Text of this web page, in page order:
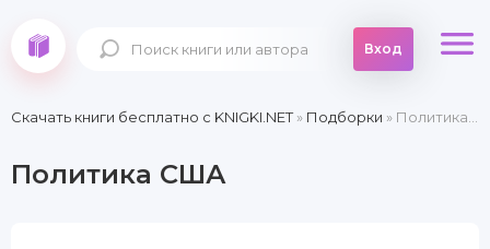
Вход
Скачать книги бесплатно c KNIGKI.NET» Подборки » Политика США
Политика США